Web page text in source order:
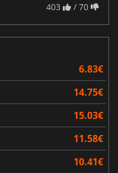
403 / 70
6.83€
14.75€
15.03€
11.58€
10.41€